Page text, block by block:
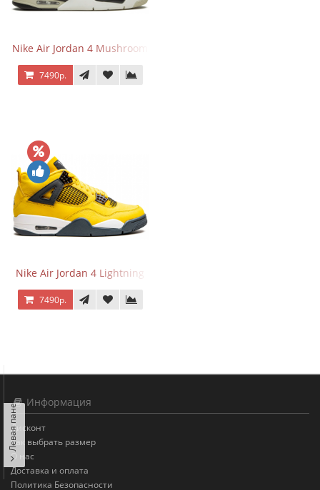
Nike Air Jordan 4 Mushroom
7490р.
Nike Air Jordan 4 Lightning
7490р.
Информация
Дисконт
Как выбрать размер
О нас
Доставка и оплата
Политика Безопасности
Левая панель